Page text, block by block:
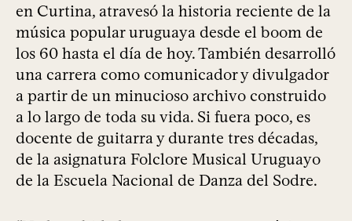
en Curtina, atravesó la historia reciente de la
música popular uruguaya desde el boom de
los 60 hasta el día de hoy. También desarrolló
una carrera como comunicador y divulgador
a partir de un minucioso archivo construido
a lo largo de toda su vida. Si fuera poco, es
docente de guitarra y durante tres décadas,
de la asignatura Folclore Musical Uruguayo
de la Escuela Nacional de Danza del Sodre.